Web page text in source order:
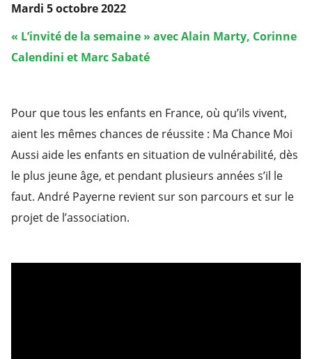
Mardi 5 octobre 2022
« L’invité de la semaine » avec Alain Marty, Corinne
Calendini et Marc Sabaté
Pour que tous les enfants en France, où qu’ils vivent,
aient les mêmes chances de réussite : Ma Chance Moi
Aussi aide les enfants en situation de vulnérabilité, dès
le plus jeune âge, et pendant plusieurs années s’il le
faut. André Payerne revient sur son parcours et sur le
projet de l’association.